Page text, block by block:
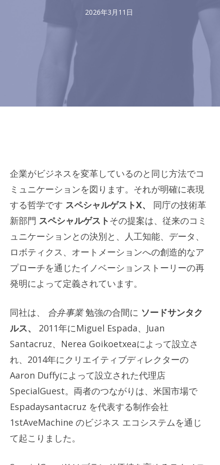
2026年3月11日
企業がビジネスを変革しているのと同じ方法でコ
ミュニケーションを図ります。それが明確に表現
する哲学です スペシャルゲストX、
同庁の技術革
新部門 スペシャルゲストその提案は、従来のコミ
ュニケーションとの決別と、人工知能、データ、
ロボティクス、オートメーションへの創造的なア
プローチを通じたイノベーションストーリーの再
発明によって定義されています。
同社は、 合弁事業勉強の合間に ソードサンタク
ルス、
2011年にMiguel Espada、Juan
Santacruz、Nerea Goikoetxeaによって設立さ
れ、2014年にクリエイティブディレクターの
Aaron Duffyによって設立された代理店
SpecialGuest。両者のつながりは、米国市場で
Espadaysantacruz を代表する制作会社
1stAveMachine のビジネス エコシステムを通じ
て起こりました。